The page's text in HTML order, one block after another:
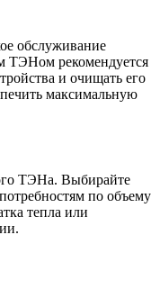
обслуживание
ТЭНом рекомендуется
и очищать его
максимальную
ТЭНа. Выбирайте
по объему
тепла или